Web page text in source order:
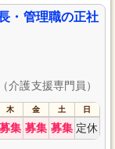
・管理職の正社
介護支援専門員）
木 金 土 日
募集 募集 募集 定休